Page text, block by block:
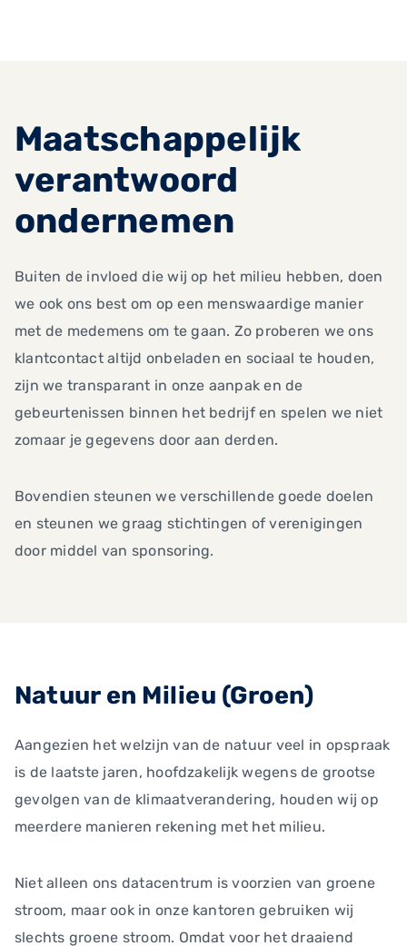
Maatschappelijk
verantwoord
ondernemen
Buiten de invloed die wij op het milieu hebben, doen
we ook ons best om op een menswaardige manier
met de medemens om te gaan. Zo proberen we ons
klantcontact altijd onbeladen en sociaal te houden,
zijn we transparant in onze aanpak en de
gebeurtenissen binnen het bedrijf en spelen we niet
zomaar je gegevens door aan derden.
Bovendien steunen we verschillende goede doelen
en steunen we graag stichtingen of verenigingen
door middel van sponsoring.
Natuur en Milieu (Groen)
Aangezien het welzijn van de natuur veel in opspraak
is de laatste jaren, hoofdzakelijk wegens de grootse
gevolgen van de klimaatverandering, houden wij op
meerdere manieren rekening met het milieu.
Niet alleen ons datacentrum is voorzien van groene
stroom, maar ook in onze kantoren gebruiken wij
slechts groene stroom. Omdat voor het draaiend